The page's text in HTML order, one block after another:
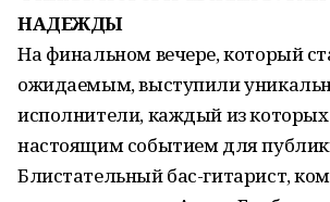
НАДЕЖДЫ
На финальном вечере, который
ожидаемым, выступили
исполнители, каждый из
настоящим событием для
Блистательный бас-гитарист,